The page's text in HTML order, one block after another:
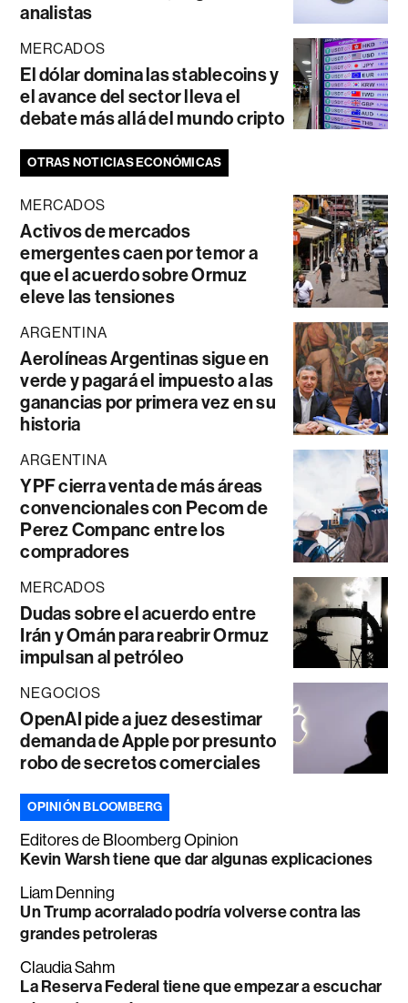
analistas
MERCADOS
El dólar domina las stablecoins y
el avance del sector lleva el
debate más allá del mundo cripto
OTRAS NOTICIAS ECONÓMICAS
MERCADOS
Activos de mercados
emergentes caen por temor a
que el acuerdo sobre Ormuz
eleve las tensiones
ARGENTINA
Aerolíneas Argentinas sigue en
verde y pagará el impuesto a las
ganancias por primera vez en su
historia
ARGENTINA
YPF cierra venta de más áreas
convencionales con Pecom de
Perez Companc entre los
compradores
MERCADOS
Dudas sobre el acuerdo entre
Irán y Omán para reabrir Ormuz
impulsan al petróleo
NEGOCIOS
OpenAI pide a juez desestimar
demanda de Apple por presunto
robo de secretos comerciales
OPINIÓN BLOOMBERG
Editores de Bloomberg Opinion
Kevin Warsh tiene que dar algunas explicaciones
Liam Denning
Un Trump acorralado podría volverse contra las
grandes petroleras
Claudia Sahm
La Reserva Federal tiene que empezar a escuchar